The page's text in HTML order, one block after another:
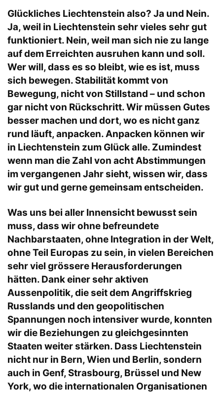
Glückliches Liechtenstein also? Ja und Nein.
Ja, weil in Liechtenstein sehr vieles sehr gut
funktioniert. Nein, weil man sich nie zu lange
auf dem Erreichten ausruhen kann und soll.
Wer will, dass es so bleibt, wie es ist, muss
sich bewegen. Stabilität kommt von
Bewegung, nicht von Stillstand – und schon
gar nicht von Rückschritt. Wir müssen Gutes
besser machen und dort, wo es nicht ganz
rund läuft, anpacken. Anpacken können wir
in Liechtenstein zum Glück alle. Zumindest
wenn man die Zahl von acht Abstimmungen
im vergangenen Jahr sieht, wissen wir, dass
wir gut und gerne gemeinsam entscheiden.
Was uns bei aller Innensicht bewusst sein
muss, dass wir ohne befreundete
Nachbarstaaten, ohne Integration in der Welt,
ohne Teil Europas zu sein, in vielen Bereichen
sehr viel grössere Herausforderungen
hätten. Dank einer sehr aktiven
Aussenpolitik, die seit dem Angriffskrieg
Russlands und den geopolitischen
Spannungen noch intensiver wurde, konnten
wir die Beziehungen zu gleichgesinnten
Staaten weiter stärken. Dass Liechtenstein
nicht nur in Bern, Wien und Berlin, sondern
auch in Genf, Strasbourg, Brüssel und New
York, wo die internationalen Organisationen